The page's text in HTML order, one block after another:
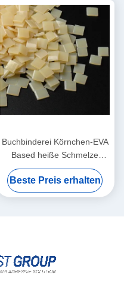
Buchbinderei Körnchen-EVA
Based heiße Schmelze
Adhesives EVA heiße
Schmelze Kleber For
Beste Preis erhalten